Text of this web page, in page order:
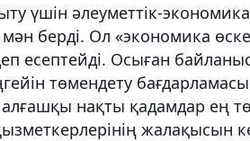
үшін әлеуметтік-
берді. Ол «экономика
есептейді. Осыған
төмендету
нақты қадамдар ең
жалақысын